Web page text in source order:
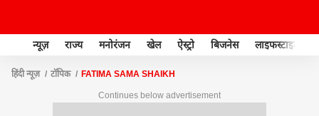
न्यूज़ राज्य मनोरंजन खेल ऐस्ट्रो बिजनेस लाइफस्टाइल
हिंदी न्यूज़ टॉपिक FATIMA SAMA SHAIKH
Continues below advertisement